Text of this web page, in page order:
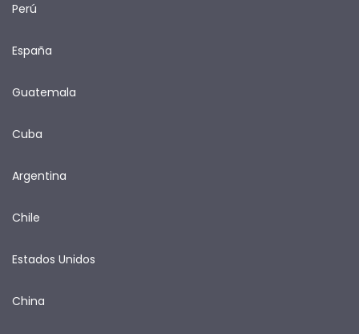
Perú
España
Guatemala
Cuba
Argentina
Chile
Estados Unidos
China